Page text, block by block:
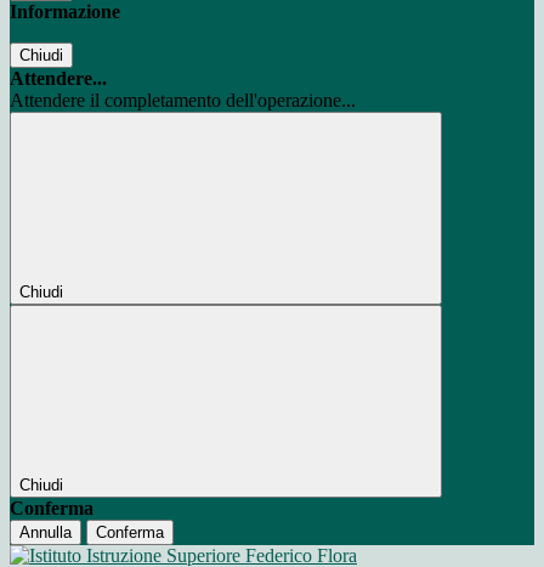
Informazione
Chiudi
Attendere...
Attendere il completamento dell'operazione...
Chiudi
Chiudi
Conferma
Annulla Conferma